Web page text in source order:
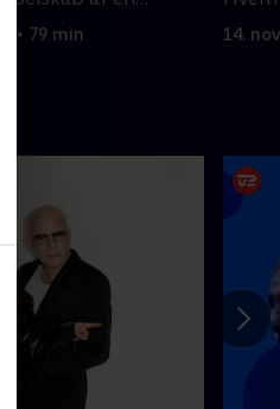
• 79 min
plads
14.